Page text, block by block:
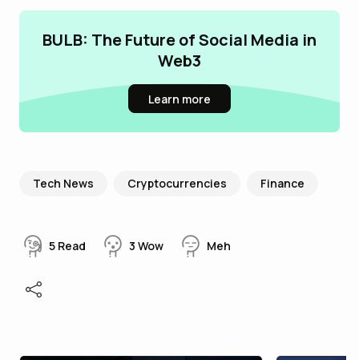
BULB: The Future of Social Media in
Web3
Learn more
Tech News Cryptocurrencies Finance
5 Read 3 Wow Meh